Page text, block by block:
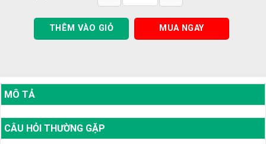
THÊM VÀO GIỎ MUA NGAY
MÔ TẢ
CÂU HỎI THƯỜNG GẶP